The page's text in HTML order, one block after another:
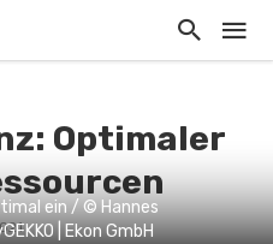
Optimaler
ein / © Hannes
| Ekon GmbH